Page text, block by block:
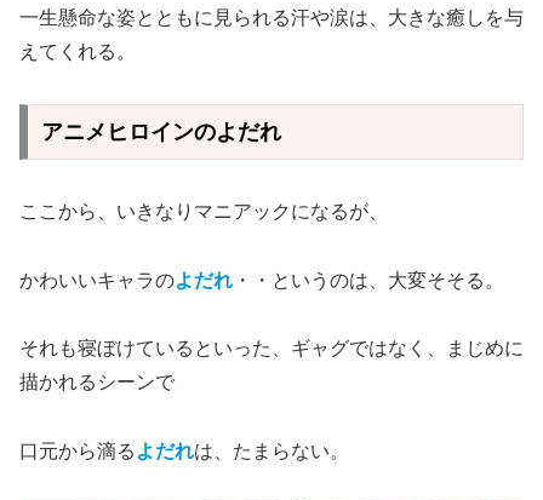
一生懸命な姿とともに見られる汗や涙は、大きな癒しを与
えてくれる。
アニメヒロインのよだれ
ここから、いきなりマニアックになるが、
かわいいキャラのよだれ ・・というのは、大変そそる。
それも寝ぼけているといった、ギャグではなく、まじめに
描かれるシーンで
口元から滴る よだれは、たまらない。